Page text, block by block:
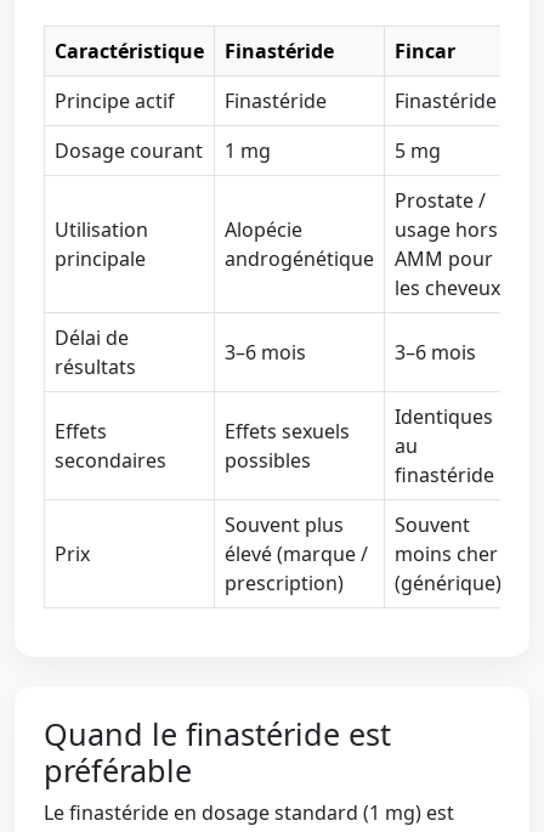
Caractéristique Finastéride
Fincar
Principe actif
Finastéride
Finastéride
Dosage courant
1 mg 5 mg
Utilisation
principale
Alopécie
androgénétique
Prostate /
usage hors
AMM pour
les cheveux
Délai de
résultats
3–6 mois 3–6 mois
Effets
secondaires
Effets sexuels
possibles
Identiques
au
finastéride
Prix
Souvent plus
élevé (marque /
prescription)
Souvent
moins cher
(générique)
Quand le finastéride est
préférable
Le finastéride en dosage standard (1 mg) est